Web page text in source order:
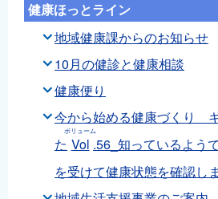
健康ほっとライン
地域健康課からのお知らせ
10月の健診と健康相談
健康便り
今から始める健康づくり
た Vol
ボリューム
.56_知っているよう
を受けて健康状態を確認し
English
简体中文
繁體中文
한국어